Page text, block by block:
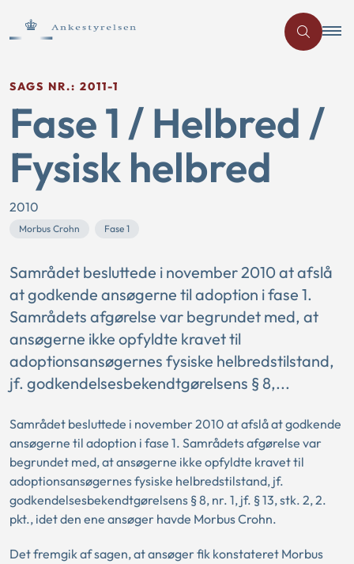
SAGS NR.: 2011-1
Fase 1 / Helbred /
Fysisk helbred
2010
Morbus Crohn Fase 1
Samrådet besluttede i november 2010 at afslå
at godkende ansøgerne til adoption i fase 1.
Samrådets afgørelse var begrundet med, at
ansøgerne ikke opfyldte kravet til
adoptionsansøgernes fysiske helbredstilstand,
jf. godkendelsesbekendtgørelsens § 8,...
Samrådet besluttede i november 2010 at afslå at godkende
ansøgerne til adoption i fase 1. Samrådets afgørelse var
begrundet med, at ansøgerne ikke opfyldte kravet til
adoptionsansøgernes fysiske helbredstilstand, jf.
godkendelsesbekendtgørelsens § 8, nr. 1, jf. § 13, stk. 2, 2.
pkt., idet den ene ansøger havde Morbus Crohn.
Det fremgik af sagen, at ansøger fik konstateret Morbus